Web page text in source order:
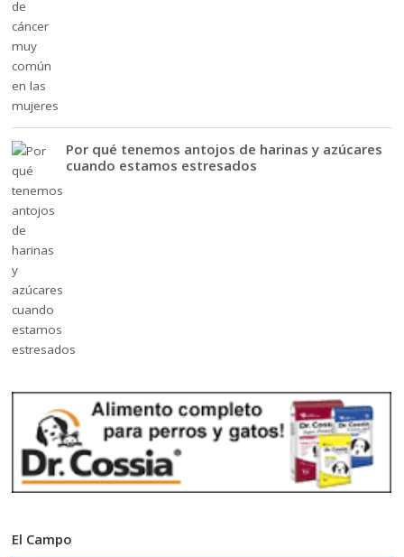
Por qué tenemos antojos de harinas y azúcares
cuando estamos estresados
El Campo